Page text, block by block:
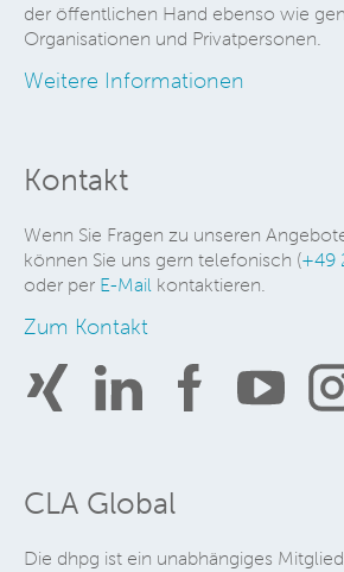
der öffentlichen Hand ebenso wie
Organisationen und Privatpersonen.
Weitere Informationen
Kontakt
Wenn Sie Fragen zu unseren
können Sie uns gern telefonisch (+49
oder per E-Mail kontaktieren.
Zum Kontakt
CLA Global
Die dhpg ist ein unabhängiges